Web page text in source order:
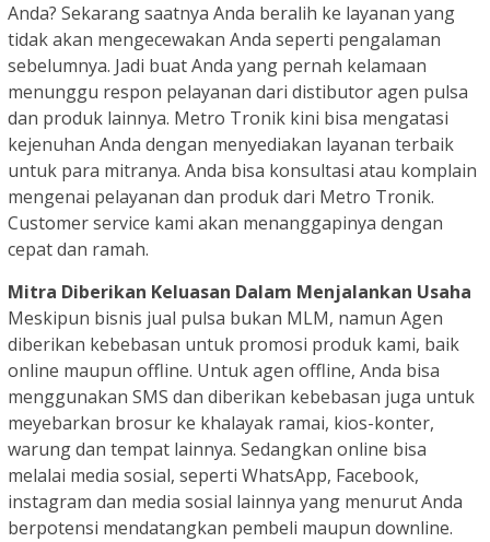
Anda? Sekarang saatnya Anda beralih ke layanan yang
tidak akan mengecewakan Anda seperti pengalaman
sebelumnya. Jadi buat Anda yang pernah kelamaan
menunggu respon pelayanan dari distibutor agen pulsa
dan produk lainnya. Metro Tronik kini bisa mengatasi
kejenuhan Anda dengan menyediakan layanan terbaik
untuk para mitranya. Anda bisa konsultasi atau komplain
mengenai pelayanan dan produk dari Metro Tronik.
Customer service kami akan menanggapinya dengan
cepat dan ramah.
Mitra Diberikan Keluasan Dalam Menjalankan Usaha
Meskipun bisnis jual pulsa bukan MLM, namun Agen
diberikan kebebasan untuk promosi produk kami, baik
online maupun offline. Untuk agen offline, Anda bisa
menggunakan SMS dan diberikan kebebasan juga untuk
meyebarkan brosur ke khalayak ramai, kios-konter,
warung dan tempat lainnya. Sedangkan online bisa
melalai media sosial, seperti WhatsApp, Facebook,
instagram dan media sosial lainnya yang menurut Anda
berpotensi mendatangkan pembeli maupun downline.